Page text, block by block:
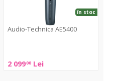
Audio-Technica AE5400
2 09900 Lei
în stoc
Technica